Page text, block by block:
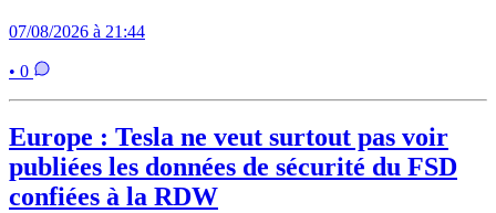
07/08/2026 à 21:44
• 0
Europe : Tesla ne veut surtout pas voir
publiées les données de sécurité du FSD
confiées à la RDW